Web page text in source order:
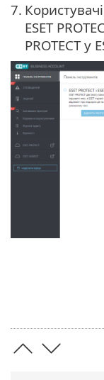
7.
ESET
PROTECT у